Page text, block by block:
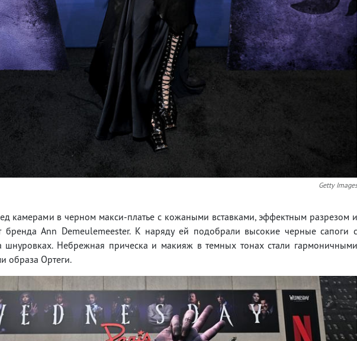
Getty Images
камерами в черном макси-платье с кожаными вставками, эффектным разрезом и
бренда Ann Demeulemeester. К наряду ей подобрали высокие черные сапоги с
Небрежная прическа и макияж в темных тонах стали гармоничными
образа Ортеги.